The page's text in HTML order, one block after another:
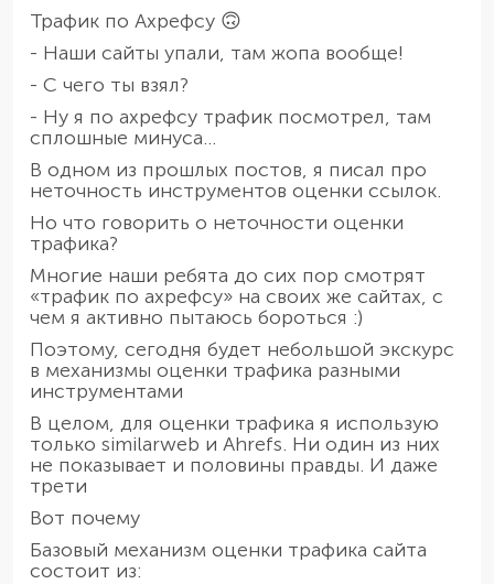
Трафик по Ахрефсу 🙃
- Наши сайты упали, там жопа вообще!
- С чего ты взял?
- Ну я по ахрефсу трафик посмотрел, там
сплошные минуса...
В одном из прошлых постов, я писал про
неточность инструментов оценки ссылок.
Но что говорить о неточности оценки
трафика?
Многие наши ребята до сих пор смотрят
«трафик по ахрефсу» на своих же сайтах, с
чем я активно пытаюсь бороться :)
Поэтому, сегодня будет небольшой экскурс
в механизмы оценки трафика разными
инструментами
В целом, для оценки трафика я использую
только similarweb и Ahrefs. Ни один из них
не показывает и половины правды. И даже
трети
Вот почему
Базовый механизм оценки трафика сайта
состоит из: